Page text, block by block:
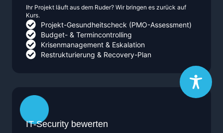
Ihr Projekt läuft aus dem Ruder? Wir bringen es zurück auf
Kurs.
Projekt-Gesundheitscheck (PMO-Assessment)
Budget- & Termincontrolling
Krisenmanagement & Eskalation
Restrukturierung & Recovery-Plan
IT-Security bewerten